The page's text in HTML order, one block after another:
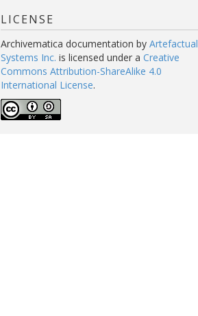
LICENSE
Archivematica documentation by Artefactual
Systems Inc. is licensed under a Creative
Commons Attribution-ShareAlike 4.0
International License.